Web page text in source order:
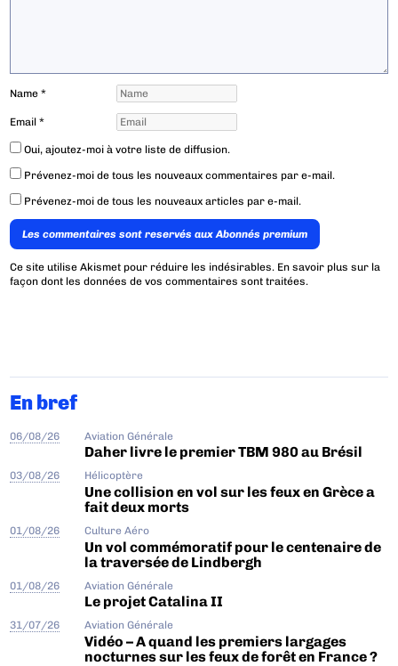
Name*
Email*
Oui, ajoutez-moi à votre liste de diffusion.
Prévenez-moi de tous les nouveaux commentaires par e-mail.
Prévenez-moi de tous les nouveaux articles par e-mail.
Les commentaires sont reservés aux Abonnés premium
Ce site utilise Akismet pour réduire les indésirables. En savoir plus sur la
façon dont les données de vos commentaires sont traitées.
En bref
06/08/26 Aviation Générale
Daher livre le premier TBM 980 au Brésil
03/08/26 Hélicoptère
Une collision en vol sur les feux en Grèce a
fait deux morts
01/08/26 Culture Aéro
Un vol commémoratif pour le centenaire de
la traversée de Lindbergh
01/08/26 Aviation Générale
Le projet Catalina II
31/07/26 Aviation Générale
Vidéo – A quand les premiers largages
nocturnes sur les feux de forêt en France ?